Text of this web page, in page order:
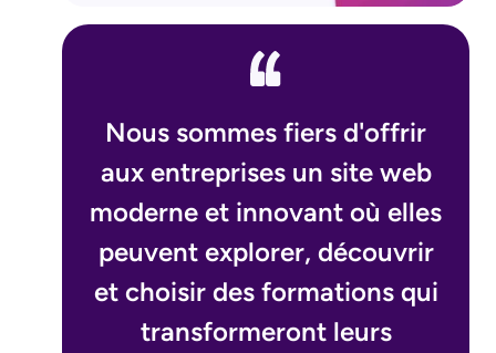
Nous sommes fiers d'offrir
aux entreprises un site web
moderne et innovant où elles
peuvent explorer, découvrir
et choisir des formations qui
transformeront leurs